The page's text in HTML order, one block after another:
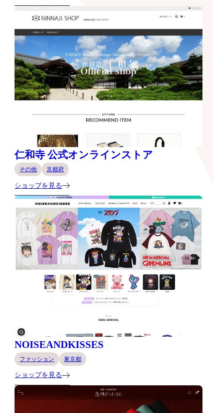
仁和寺 公式オンラインストア
その他 京都府
ショップを見る
NOISEANDKISSES
ファッション 東京都
ショップを見る